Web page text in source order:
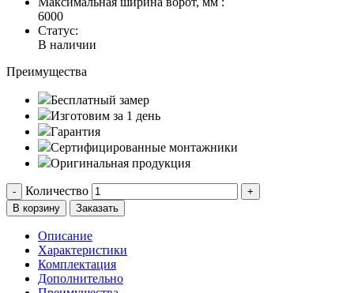
6000
Статус:
В наличии
Преимущества
Бесплатный замер
Изготовим за 1 день
Гарантия
Сертифицированные монтажники
Оригинальная продукция
- Количество
+
В корзину
Заказать
Описание
Характеристики
Комплектация
Дополнительно